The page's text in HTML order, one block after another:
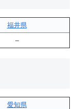
福井県
–
愛知県